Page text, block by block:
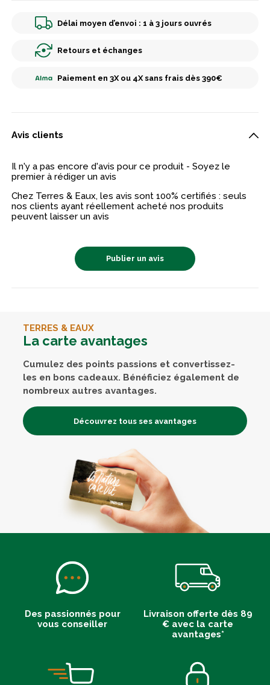
Délai moyen d’envoi : 1 à 3 jours ouvrés
Retours et échanges
Paiement en 3X ou 4X sans frais dès 390€
Avis clients
Il n'y a pas encore d'avis pour ce produit - Soyez le
premier à rédiger un avis
Chez Terres & Eaux, les avis sont 100% certifiés : seuls
nos clients ayant réellement acheté nos produits
peuvent laisser un avis
Publier un avis
TERRES & EAUX
La carte avantages
Cumulez des points passions et convertissez-
les en bons cadeaux. Bénéficiez également de
nombreux autres avantages.
Découvrez tous ses avantages
Des passionnés pour
vous conseiller
Livraison offerte dès 89
€ avec la carte
avantages*